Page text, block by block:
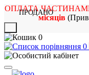
ОПЛАТА
місяців
0
0
ПРОДАНО